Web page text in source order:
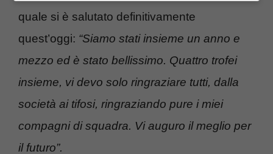
quale si è salutato definitivamente
quest’oggi: “Siamo stati insieme un anno e
mezzo ed è stato bellissimo. Quattro trofei
insieme, vi devo solo ringraziare tutti, dalla
società ai tifosi, ringraziando pure i miei
compagni di squadra. Vi auguro il meglio per
il futuro”.